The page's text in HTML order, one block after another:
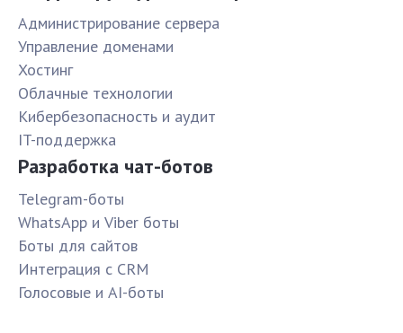
Администрирование сервера
Управление доменами
Хостинг
Облачные технологии
Кибербезопасность и аудит
IT-поддержка
Разработка чат-ботов
Telegram-боты
WhatsApp и Viber боты
Боты для сайтов
Интеграция с CRM
Голосовые и AI-боты